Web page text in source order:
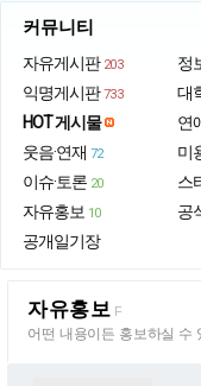
커뮤니티
자유게시판 203
익명게시판 733
HOT 게시물
웃음·연재 72
이슈·토론 20
자유홍보 10
공개일기장
정
대
연
미
스
공
자유홍보 F
어떤 내용이든 홍보하실 수